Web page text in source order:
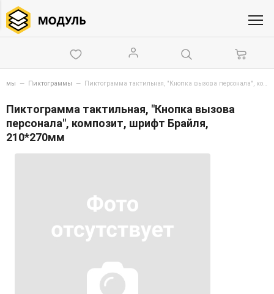
— Пиктограммы — Пиктограмма тактильная, "Кнопка вызова персонала", композит, шрифт Брайля, 210*270мм
Пиктограмма тактильная, "Кнопка вызова
персонала", композит, шрифт Брайля,
210*270мм